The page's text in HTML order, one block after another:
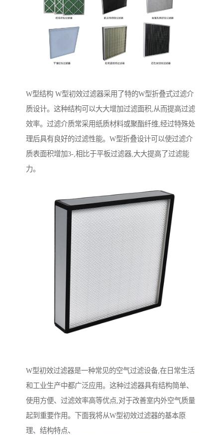
W型结构 W型初效过滤器采用了特的W型折叠式过滤介
质设计。这种结构可以大大增加过滤面积,从而提高过滤
效率。过滤介质常采用纸质材料或聚酯纤维,经过特殊处
理后具有良好的过滤性能。W型折叠设计可以使过滤介
质表面积增加3-,相比于平板过滤器,大大提高了过滤能
力。
W型初效过滤器是一种常见的空气过滤设备,在日常生活
和工业生产中都广泛应用。这种过滤器具有结构简单、
使用方便、过滤效率高等优点,对于改善室内外空气质量
起到重要作用。下面我将从W型初效过滤器的基本原
理、结构特点、